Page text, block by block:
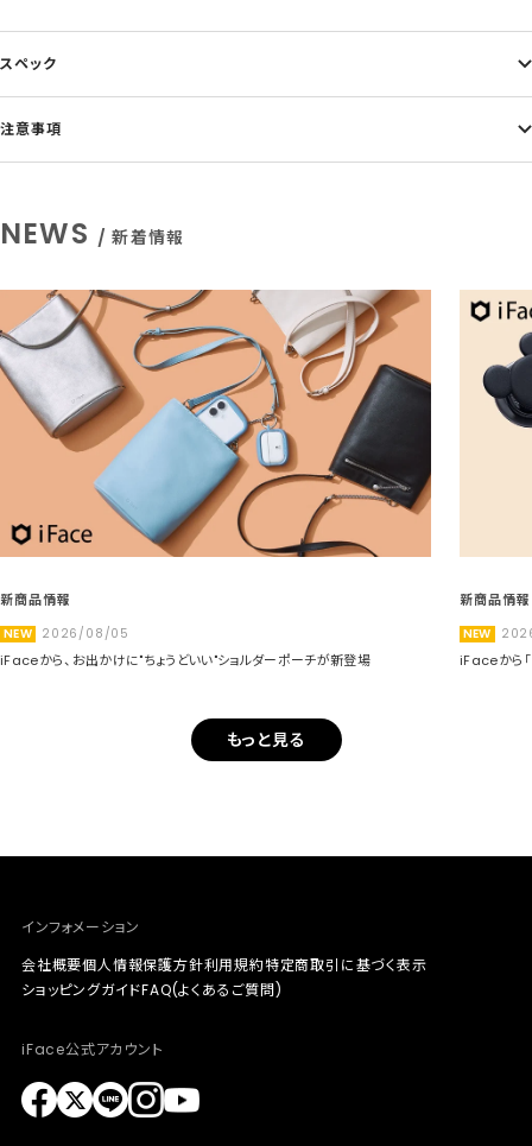
スペック
注意事項
NEWS / 新着情報
新商品情報
NEW 2026/08/05
iFaceから、お出かけに"ちょうどいい"ショルダーポーチが新登場
新商品情報
NEW
iFaceから
もっと見る
インフォメーション
会社概要個人情報保護方針利用規約特定商取引に基づく表示
ショッピングガイドFAQ(よくあるご質問)
iFace公式アカウント